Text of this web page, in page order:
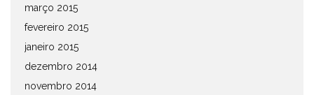
março 2015
fevereiro 2015
janeiro 2015
dezembro 2014
novembro 2014